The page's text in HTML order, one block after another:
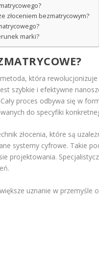
złoceniem bezmatrycowym?
marki?
która
szybkie i efektywne
proces odbywa się w
do specyfiki
złocenia, które są
systemy cyfrowe. Takie
projektowania.
uznanie w przemyśle